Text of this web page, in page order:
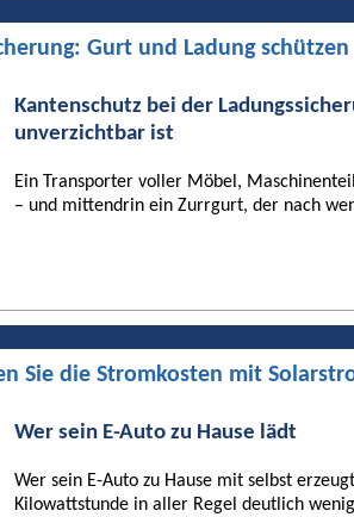
Gurt und Ladung schützen
Kantenschutz bei der
unverzichtbar ist
Ein Transporter voller Möbel,
– und mittendrin ein Zurrgurt, der nach
Sie die Stromkosten mit
Wer sein E-Auto zu Hause lädt
Wer sein E-Auto zu Hause mit selbst
Kilowattstunde in aller Regel deutlich